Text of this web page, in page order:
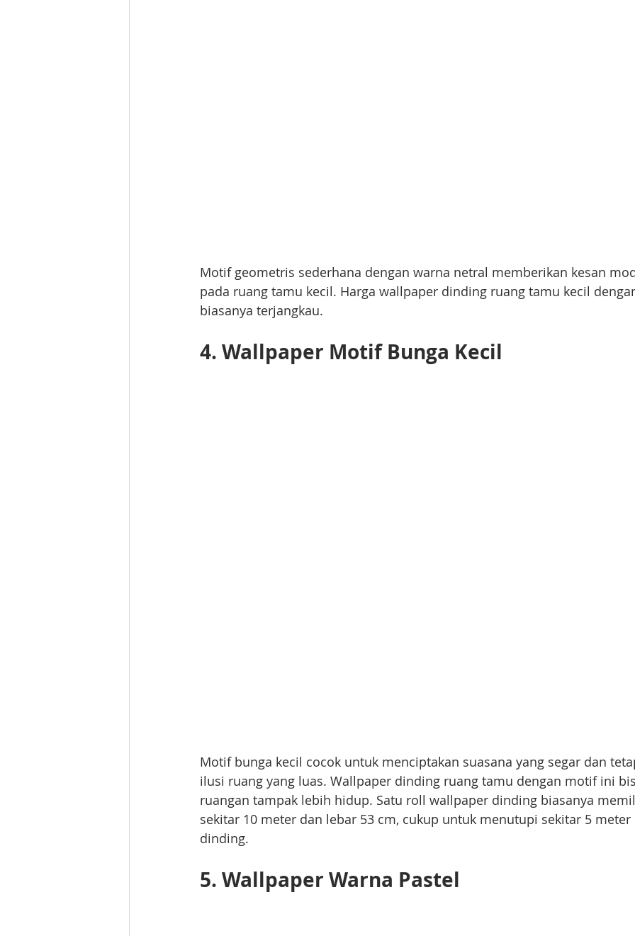
Motif geometris sederhana dengan warna netral memberikan kesan
pada ruang tamu kecil. Harga wallpaper dinding ruang tamu kecil
biasanya terjangkau.
4. Wallpaper Motif Bunga Kecil
Motif bunga kecil cocok untuk menciptakan suasana yang segar dan
ilusi ruang yang luas. Wallpaper dinding ruang tamu dengan motif ini
ruangan tampak lebih hidup. Satu roll wallpaper dinding biasanya
sekitar 10 meter dan lebar 53 cm, cukup untuk menutupi sekitar 5
dinding.
5. Wallpaper Warna Pastel